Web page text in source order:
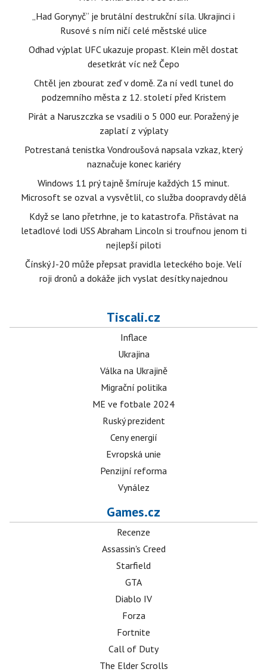
„Had Gorynyč“ je brutální destrukční síla. Ukrajinci i
Rusové s ním ničí celé městské ulice
Odhad výplat UFC ukazuje propast. Klein měl dostat
desetkrát víc než Čepo
Chtěl jen zbourat zeď v domě. Za ní vedl tunel do
podzemního města z 12. století před Kristem
Pirát a Naruszczka se vsadili o 5 000 eur. Poražený je
zaplatí z výplaty
Potrestaná tenistka Vondroušová napsala vzkaz, který
naznačuje konec kariéry
Windows 11 prý tajně šmíruje každých 15 minut.
Microsoft se ozval a vysvětlil, co služba doopravdy dělá
Když se lano přetrhne, je to katastrofa. Přistávat na
letadlové lodi USS Abraham Lincoln si troufnou jenom ti
nejlepší piloti
Čínský J-20 může přepsat pravidla leteckého boje. Velí
roji dronů a dokáže jich vyslat desítky najednou
Tiscali.cz
Inflace
Ukrajina
Válka na Ukrajině
Migrační politika
ME ve fotbale 2024
Ruský prezident
Ceny energií
Evropská unie
Penzijní reforma
Vynález
Games.cz
Recenze
Assassin's Creed
Starfield
GTA
Diablo IV
Forza
Fortnite
Call of Duty
The Elder Scrolls